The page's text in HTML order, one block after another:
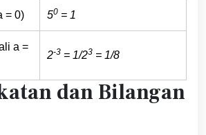
= 0) 50 = 1
a =
2-3 = 1/23 = 1/8
dan Bilangan